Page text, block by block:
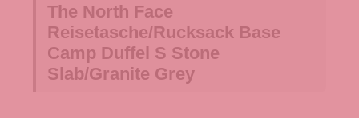
The North Face
Reisetasche/Rucksack Base
Camp Duffel S Stone
Slab/Granite Grey